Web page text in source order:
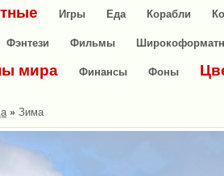
Игры Еда Корабли
Фэнтези Фильмы
мира Финансы Фоны
» Зима